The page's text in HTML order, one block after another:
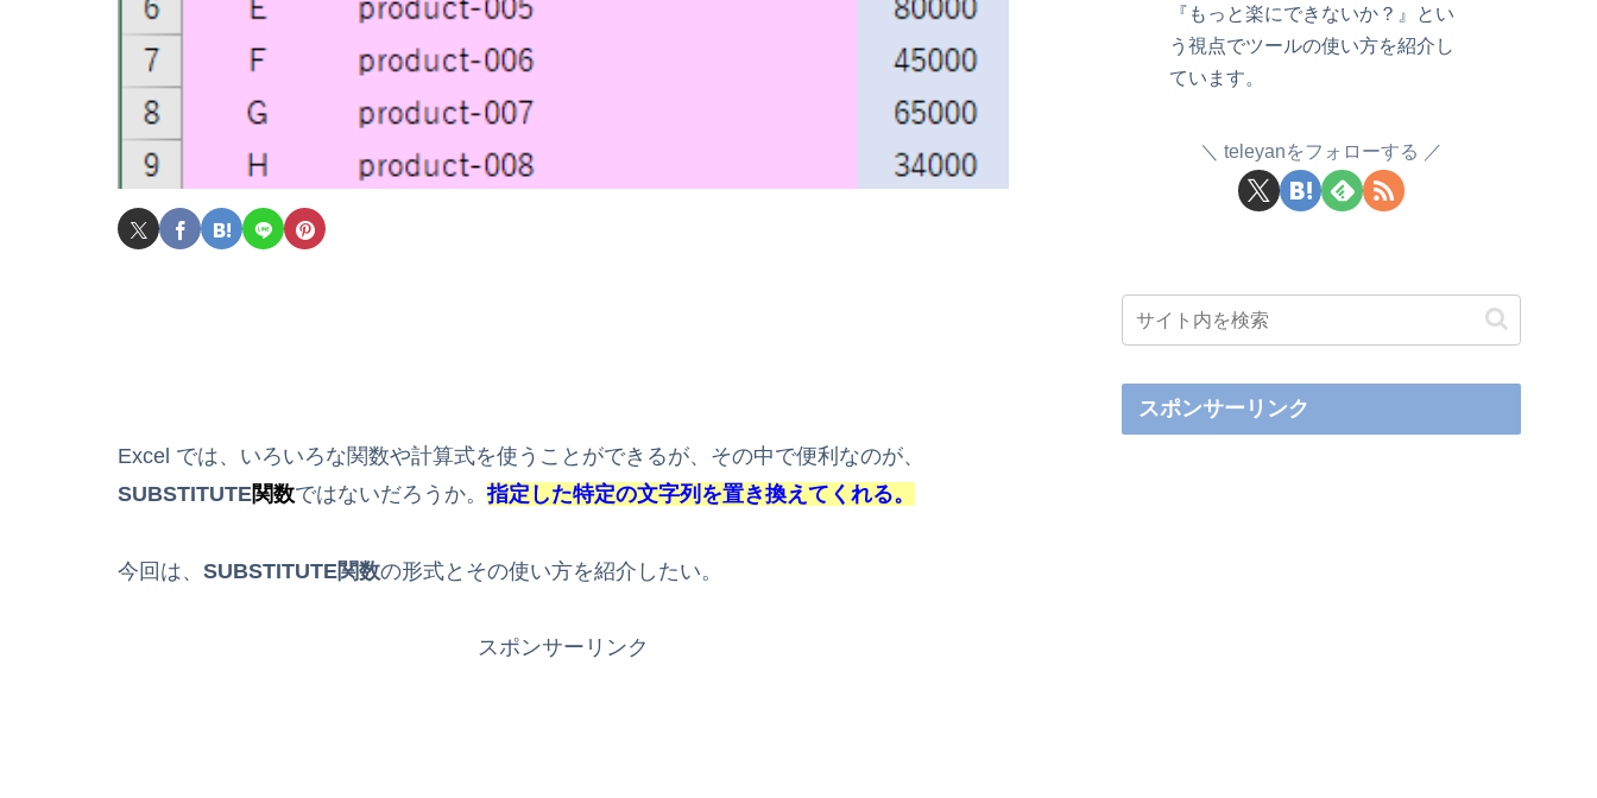
Excel では、いろいろな関数や計算式を使うことができるが、その中で便利なのが、
SUBSTITUTE関数ではないだろうか。指定した特定の文字列を置き換えてくれる。
今回は、 SUBSTITUTE関数の形式とその使い方を紹介したい。
スポンサーリンク
『もっと楽にできないか？』とい
う視点でツールの使い方を紹介し
ています。
teleyanをフォローする
スポンサーリンク